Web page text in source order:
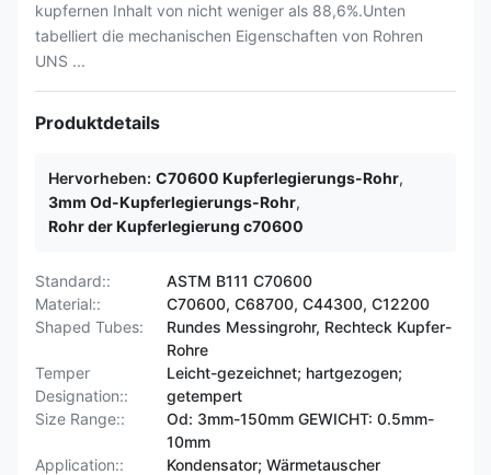
kupfernen Inhalt von nicht weniger als 88,6%.Unten
tabelliert die mechanischen Eigenschaften von Rohren
UNS ...
Produktdetails
Hervorheben: C70600 Kupferlegierungs-Rohr,
3mm Od-Kupferlegierungs-Rohr,
Rohr der Kupferlegierung c70600
Standard::
ASTM B111 C70600
Material::
C70600, C68700, C44300, C12200
Shaped Tubes:
Rundes Messingrohr, Rechteck Kupfer-
Rohre
Temper
Designation::
Leicht-gezeichnet; hartgezogen;
getempert
Size Range::
Od: 3mm-150mm GEWICHT: 0.5mm-
10mm
Application::
Kondensator; Wärmetauscher